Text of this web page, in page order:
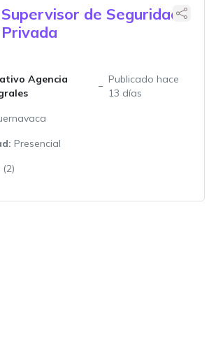
Supervisor de Seguridad
Privada
Agencia
Publicado hace
13 días
Presencial